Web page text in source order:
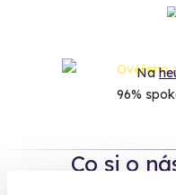
Na
96%
Co si o